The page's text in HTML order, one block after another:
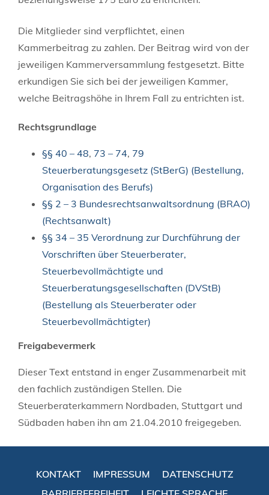
Die Mitglieder sind verpflichtet, einen
Kammerbeitrag zu zahlen. Der Beitrag wird von der
jeweiligen Kammerversammlung festgesetzt. Bitte
erkundigen Sie sich bei der jeweiligen Kammer,
welche Beitragshöhe in Ihrem Fall zu entrichten ist.
Rechtsgrundlage
§§ 40 – 48, 73 – 74, 79
Steuerberatungsgesetz (StBerG) (Bestellung,
Organisation des Berufs)
§§ 2 – 3 Bundesrechtsanwaltsordnung (BRAO)
(Rechtsanwalt)
§§ 34 – 35 Verordnung zur Durchführung der
Vorschriften über Steuerberater,
Steuerbevollmächtigte und
Steuerberatungsgesellschaften (DVStB)
(Bestellung als Steuerberater oder
Steuerbevollmächtigter)
Freigabevermerk
Dieser Text entstand in enger Zusammenarbeit mit
den fachlich zuständigen Stellen. Die
Steuerberaterkammern Nordbaden, Stuttgart und
Südbaden haben ihn am 21.04.2010 freigegeben.
KONTAKT IMPRESSUM
DATENSCHUTZ